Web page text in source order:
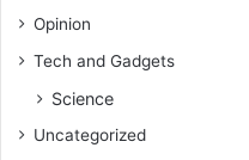
Opinion
Tech and Gadgets
Science
Uncategorized